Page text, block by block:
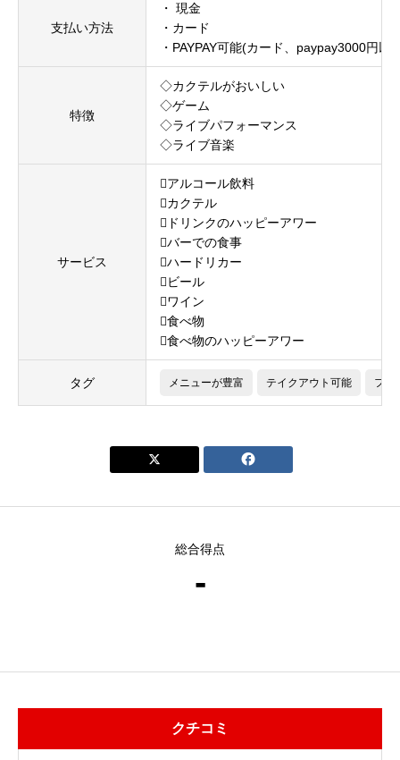
支払い方法
・ 現金
・カード
・PAYPAY可能(カード、paypay3000円以
特徴
◇カクテルがおいしい
◇ゲーム
◇ライブパフォーマンス
◇ライブ音楽
サービス
アルコール飲料
カクテル
ドリンクのハッピーアワー
バーでの食事
ハードリカー
ビール
ワイン
食べ物
食べ物のハッピーアワー
タグ メニューが豊富 テイクアウト可能 フリ
 
総合得点
-
クチコミ